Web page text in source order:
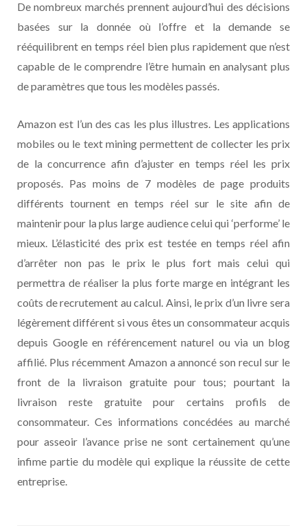
De nombreux marchés prennent aujourd’hui des décisions
basées sur la donnée où l’offre et la demande se
rééquilibrent en temps réel bien plus rapidement que n’est
capable de le comprendre l’être humain en analysant plus
de paramètres que tous les modèles passés.
Amazon est l’un des cas les plus illustres. Les applications
mobiles ou le text mining permettent de collecter les prix
de la concurrence afin d’ajuster en temps réel les prix
proposés. Pas moins de 7 modèles de page produits
différents tournent en temps réel sur le site afin de
maintenir pour la plus large audience celui qui ‘performe’ le
mieux. L’élasticité des prix est testée en temps réel afin
d’arrêter non pas le prix le plus fort mais celui qui
permettra de réaliser la plus forte marge en intégrant les
coûts de recrutement au calcul. Ainsi, le prix d’un livre sera
légèrement différent si vous êtes un consommateur acquis
depuis Google en référencement naturel ou via un blog
affilié. Plus récemment Amazon a annoncé son recul sur le
front de la livraison gratuite pour tous; pourtant la
livraison reste gratuite pour certains profils de
consommateur. Ces informations concédées au marché
pour asseoir l’avance prise ne sont certainement qu’une
infime partie du modèle qui explique la réussite de cette
entreprise.